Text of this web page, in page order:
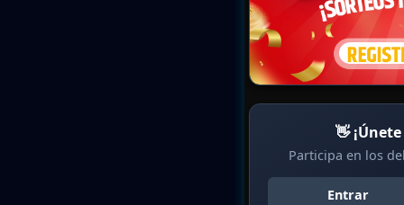
👋
Participa en los
Entrar